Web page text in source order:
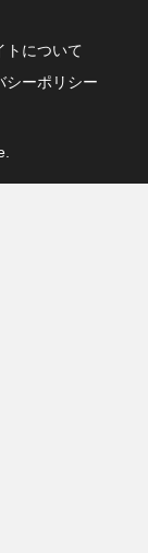
トについて
シーポリシー